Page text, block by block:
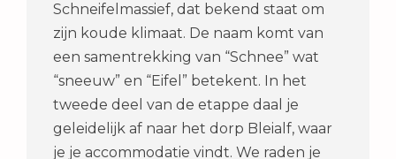
Schneifelmassief, dat bekend staat om
zijn koude klimaat. De naam komt van
een samentrekking van “Schnee” wat
“sneeuw” en “Eifel” betekent. In het
tweede deel van de etappe daal je
geleidelijk af naar het dorp Bleialf, waar
je je accommodatie vindt. We raden je